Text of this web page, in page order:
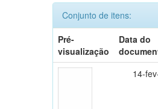
Conjunto de itens:
Pré-
visualização
Data do
14-